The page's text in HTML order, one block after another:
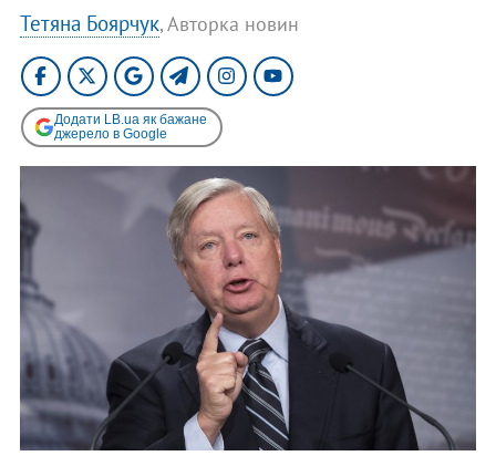
Тетяна Боярчук, Авторка новин
Додати LB.ua як бажане
джерело в Google